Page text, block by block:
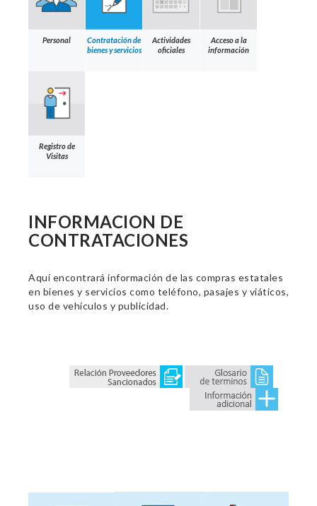
Personal
Contratación de
bienes y servicios
Actividades
oficiales
Acceso a la
información
Registro de
Visitas
INFORMACION DE
CONTRATACIONES
Aquí encontrará información de las compras estatales
en bienes y servicios como teléfono, pasajes y viáticos,
uso de vehículos y publicidad.